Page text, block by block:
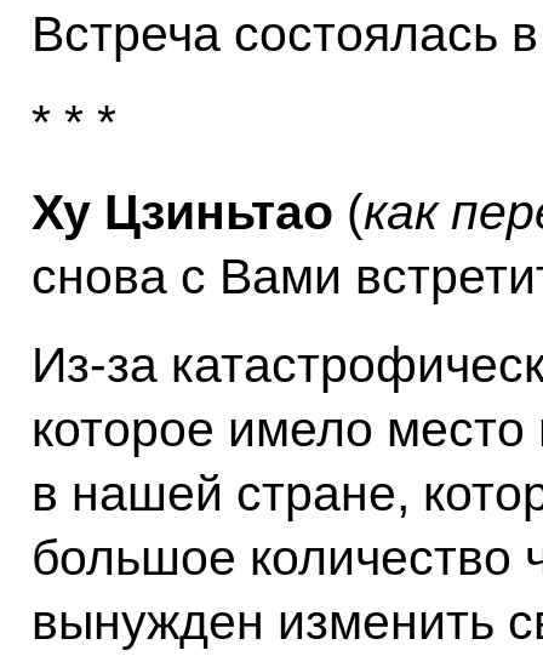
Встреча состоялась
* * *
Ху Цзиньтао (как
снова с Вами
Из‑за
которое имело
в нашей стране,
большое количество
вынужден изменить